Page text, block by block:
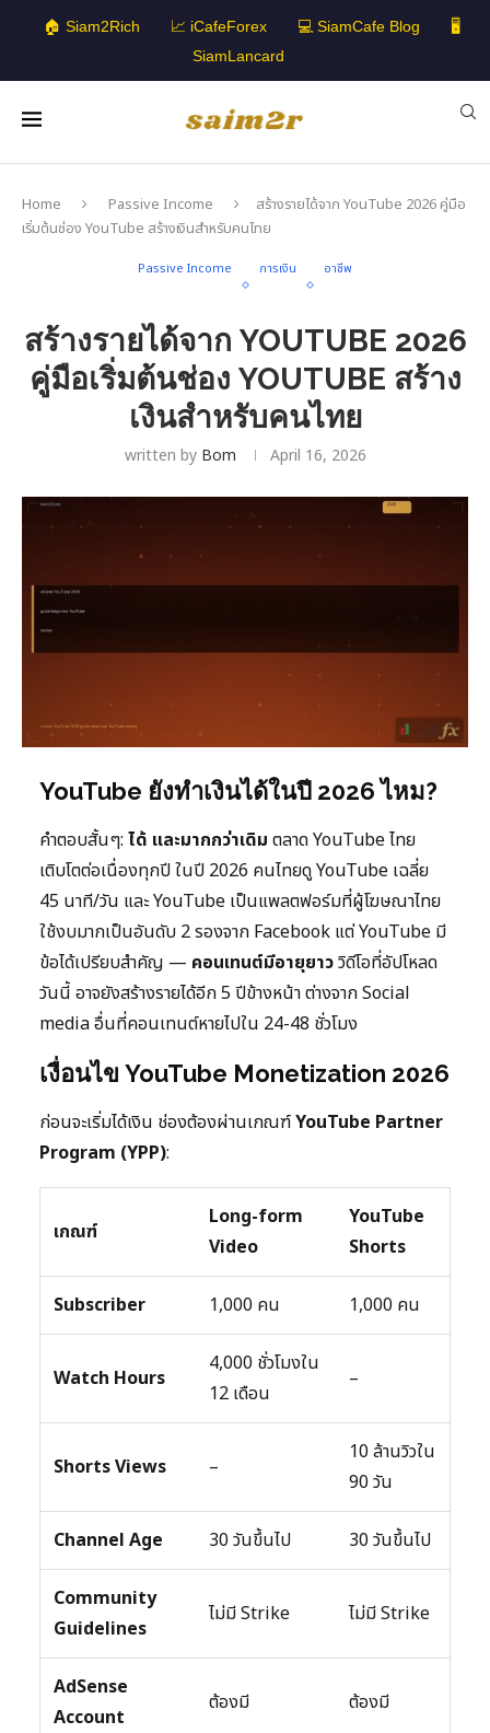
🏠 Siam2Rich 📈 iCafeForex 💻 SiamCafe Blog
🖥️
SiamLancard
Home Passive Income
สร้างรายได้จาก YouTube 2026 คู่มือ
เริ่มต้นช่อง YouTube สร้างเงินสำหรับคนไทย
Passive Income การเงิน อาชีพ
สร้างรายได้จาก YOUTUBE 2026
คู่มือเริ่มต้นช่อง YOUTUBE สร้าง
เงินสำหรับคนไทย
written by Bom April 16, 2026
YouTube ยังทำเงินได้ในปี 2026 ไหม?
คำตอบสั้นๆ: ได้ และมากกว่าเดิม ตลาด YouTube ไทย
เติบโตต่อเนื่องทุกปี ในปี 2026 คนไทยดู YouTube เฉลี่ย
45 นาที/วัน และ YouTube เป็นแพลตฟอร์มที่ผู้โฆษณาไทย
ใช้งบมากเป็นอันดับ 2 รองจาก Facebook แต่ YouTube มี
ข้อได้เปรียบสำคัญ — คอนเทนต์มีอายุยาววิดีโอที่อัปโหลด
วันนี้ อาจยังสร้างรายได้อีก 5 ปีข้างหน้า ต่างจาก Social
media อื่นที่คอนเทนต์หายไปใน 24-48 ชั่วโมง
เงื่อนไข YouTube Monetization 2026
ก่อนจะเริ่มได้เงิน ช่องต้องผ่านเกณฑ์YouTube Partner
Program (YPP):
เกณฑ์
Long-form
Video
YouTube
Shorts
Subscriber 1,000 คน 1,000 คน
Watch Hours
4,000 ชั่วโมงใน
12 เดือน
–
Shorts Views –
10 ล้านวิวใน
90 วัน
Channel Age 30 วันขึ้นไป 30 วันขึ้นไป
Community
Guidelines
ไม่มี Strike ไม่มี Strike
AdSense
Account
ต้องมี ต้องมี